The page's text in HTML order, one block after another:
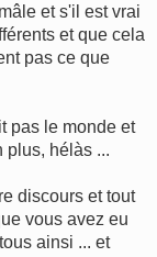
et s'il est vrai
et que cela
pas ce que
pas le monde et
plus, hélàs ...
discours et tout
vous avez eu
ainsi ... et